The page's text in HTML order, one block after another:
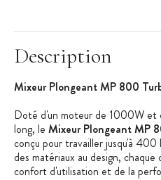
Description
Mixeur Plongeant MP 800
Doté d'un moteur de 1000W et
long, le Mixeur Plongeant MP
conçu pour travailler jusqu'à
des matériaux au design,
confort d'utilisation et de la